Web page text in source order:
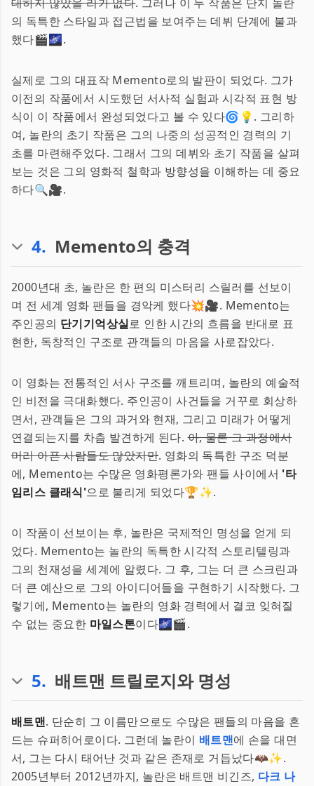
의 독특한 스타일과 접근법을 보여주는 데뷔 단계에 불과
했다🎬🌌.
실제로 그의 대표작 Memento로의 발판이 되었다. 그가
이전의 작품에서 시도했던 서사적 실험과 시각적 표현 방
식이 이 작품에서 완성되었다고 볼 수 있다🌀💡. 그리하
여, 놀란의 초기 작품은 그의 나중의 성공적인 경력의 기
초를 마련해주었다. 그래서 그의 데뷔와 초기 작품을 살펴
보는 것은 그의 영화적 철학과 방향성을 이해하는 데 중요
하다🔍🎥.
4. Memento의 충격
2000년대 초, 놀란은 한 편의 미스터리 스릴러를 선보이
며 전 세계 영화 팬들을 경악케 했다💥🎥. Memento는
주인공의 단기기억상실로 인한 시간의 흐름을 반대로 표
현한, 독창적인 구조로 관객들의 마음을 사로잡았다.
이 영화는 전통적인 서사 구조를 깨트리며, 놀란의 예술적
인 비전을 극대화했다. 주인공이 사건들을 거꾸로 회상하
면서, 관객들은 그의 과거와 현재, 그리고 미래가 어떻게
연결되는지를 차츰 발견하게 된다.아, 물론 그 과정에서
머리 아픈 사람들도 많았지만. 영화의 독특한 구조 덕분
에, Memento는 수많은 영화평론가와 팬들 사이에서 '타
임리스 클래식'으로 불리게 되었다🏆✨.
이 작품이 선보이는 후, 놀란은 국제적인 명성을 얻게 되
었다. Memento는 놀란의 독특한 시각적 스토리텔링과
그의 천재성을 세계에 알렸다. 그 후, 그는 더 큰 스크린과
더 큰 예산으로 그의 아이디어들을 구현하기 시작했다. 그
렇기에, Memento는 놀란의 영화 경력에서 결코 잊혀질
수 없는 중요한 마일스톤이다🌌🎬.
5. 배트맨 트릴로지와 명성
배트맨. 단순히 그 이름만으로도 수많은 팬들의 마음을 흔
드는 슈퍼히어로이다. 그런데 놀란이 배트맨에 손을 대면
서, 그는 다시 태어난 것과 같은 존재로 거듭났다🦇✨.
2005년부터 2012년까지, 놀란은 배트맨 비긴즈, 다크 나